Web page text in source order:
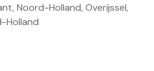
Noord-Holland, Overijssel,
Holland